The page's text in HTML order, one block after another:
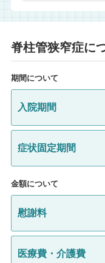
脊柱管狭窄症に
期間について
入院期間
症状固定期間
金額について
慰謝料
医療費・介護費